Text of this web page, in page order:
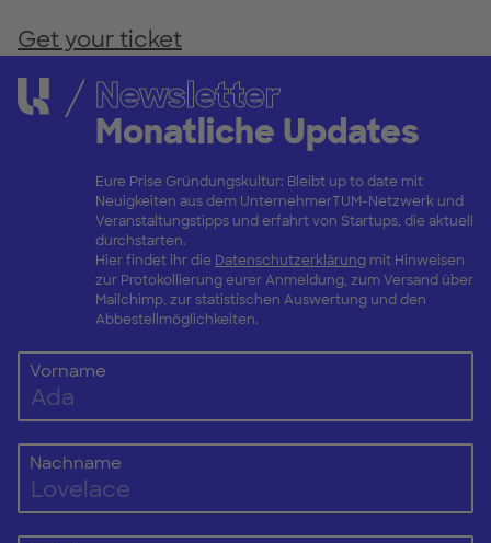
Get your ticket
Newsletter
Monatliche Updates
Eure Prise Gründungskultur: Bleibt up to date mit
Neuigkeiten aus dem UnternehmerTUM-Netzwerk und
Veranstaltungstipps und erfahrt von Startups, die aktuell
durchstarten.
Hier findet ihr die Datenschutzerklärungmit Hinweisen
zur Protokollierung eurer Anmeldung, zum Versand über
Mailchimp, zur statistischen Auswertung und den
Abbestellmöglichkeiten.
Vorname
Nachname